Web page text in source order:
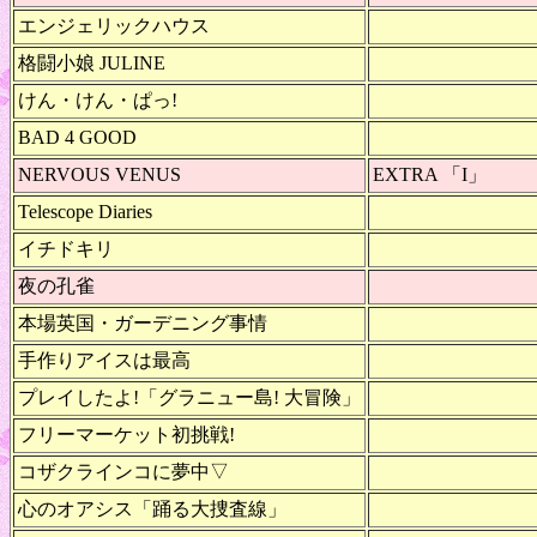
エンジェリックハウス
格闘小娘 JULINE
けん・けん・ぱっ!
BAD 4 GOOD
NERVOUS VENUS
EXTRA 「I」
Telescope Diaries
イチドキリ
夜の孔雀
本場英国・ガーデニング事情
手作りアイスは最高
プレイしたよ!「グラニュー島! 大冒険」
フリーマーケット初挑戦!
コザクラインコに夢中▽
心のオアシス「踊る大捜査線」